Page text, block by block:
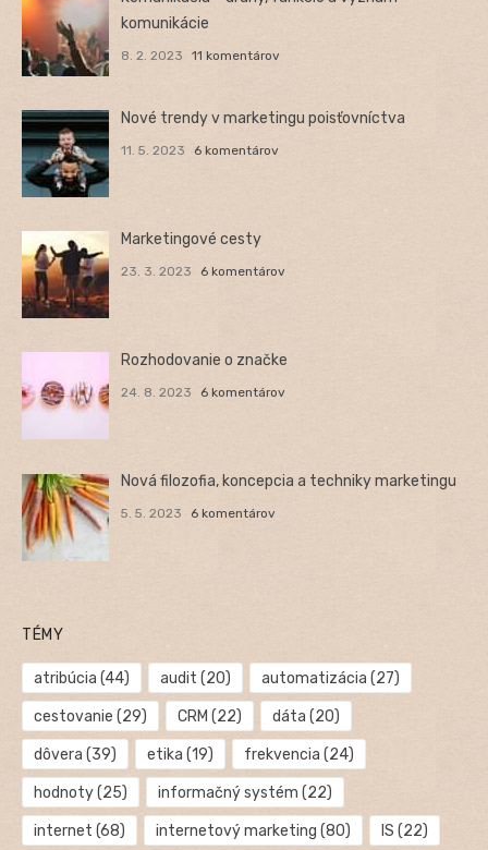
komunikácie
8. 2. 2023 11 komentárov
Nové trendy v marketingu poisťovníctva
11. 5. 2023 6 komentárov
Marketingové cesty
23. 3. 2023 6 komentárov
Rozhodovanie o značke
24. 8. 2023 6 komentárov
Nová filozofia, koncepcia a techniky marketingu
5. 5. 2023 6 komentárov
TÉMY
atribúcia (44) audit (20) automatizácia (27)
cestovanie (29) CRM (22) dáta (20)
dôvera (39) etika (19) frekvencia (24)
hodnoty(25) informačný systém (22)
internet (68) internetový marketing (80) IS (22)